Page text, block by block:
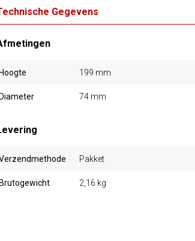
Gegevens
Hoogte 199 mm
Diameter 74 mm
Pakket
Brutogewicht 2,16 kg